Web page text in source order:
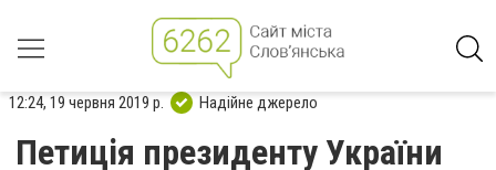
12:24, 19 червня 2019 р. Надійне джерело
Петиція президенту України